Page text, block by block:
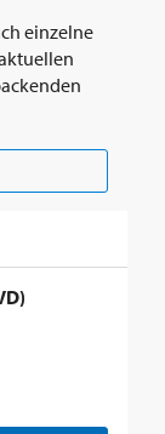
einzelne